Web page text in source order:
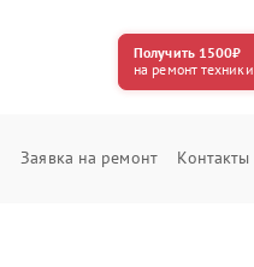
Получить 1500₽
на ремонт техники
Заявка на ремонт Контакты